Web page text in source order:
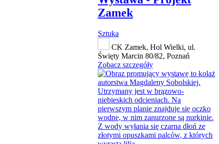
Zamek
Sztuka
CK Zamek, Hol Wielki, ul.
Święty Marcin 80/82, Poznań
Zobacz szczegóły